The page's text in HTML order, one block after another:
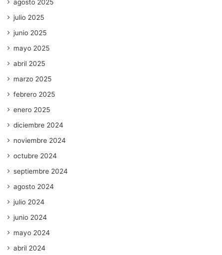
agosto 2025
julio 2025
junio 2025
mayo 2025
abril 2025
marzo 2025
febrero 2025
enero 2025
diciembre 2024
noviembre 2024
octubre 2024
septiembre 2024
agosto 2024
julio 2024
junio 2024
mayo 2024
abril 2024